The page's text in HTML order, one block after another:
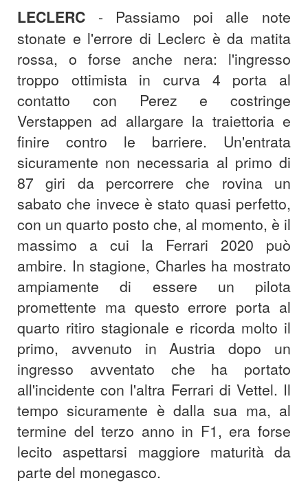
LECLERC - Passiamo poi alle note
stonate e l'errore di Leclerc è da matita
rossa, o forse anche nera: l'ingresso
troppo ottimista in curva 4 porta al
contatto con Perez e costringe
Verstappen ad allargare la traiettoria e
finire contro le barriere. Un'entrata
sicuramente non necessaria al primo di
87 giri da percorrere che rovina un
sabato che invece è stato quasi perfetto,
con un quarto posto che, al momento, è il
massimo a cui la Ferrari 2020 può
ambire. In stagione, Charles ha mostrato
ampiamente di essere un pilota
promettente ma questo errore porta al
quarto ritiro stagionale e ricorda molto il
primo, avvenuto in Austria dopo un
ingresso avventato che ha portato
all'incidente con l'altra Ferrari di Vettel. Il
tempo sicuramente è dalla sua ma, al
termine del terzo anno in F1, era forse
lecito aspettarsi maggiore maturità da
parte del monegasco.